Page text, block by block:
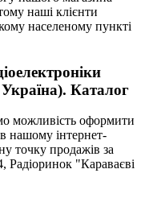
наші клієнти
населеному пункті
Каталог
можливість оформити
в нашому інтернет-
точку продажів за
"Караваєві